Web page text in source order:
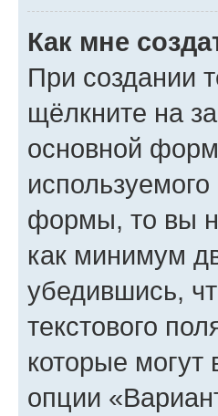
Как мне
При создании
щёлкните на
основной
формы, то вы
как минимум
убедившись,
текстового
которые
опции